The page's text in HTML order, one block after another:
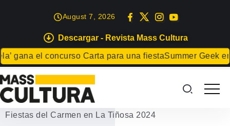
Descargar - Revista Mass Cultura
el concurso Carta para una fiesta Summer Geek en
August 7, 2026
EVENTOS
Fiestas del Carmen en La Tiñosa
2024
Fiestas del Carmen en La Tiñosa 2024